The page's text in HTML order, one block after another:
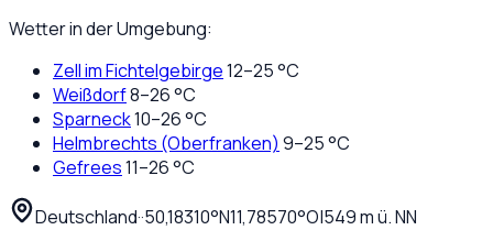
Wetter in der Umgebung:
Zell im Fichtelgebirge12–25°C
Weißdorf8–26°C
Sparneck10–26°C
Helmbrechts (Oberfranken) 9–25°C
Gefrees11–26°C
Deutschland··50,18310°N11,78570°O|549m ü. NN